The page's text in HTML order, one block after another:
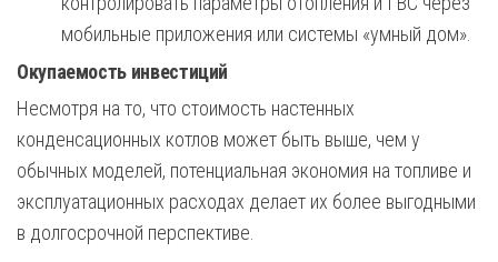
мобильные приложения или системы «умный дом».
Окупаемость инвестиций
Несмотря на то, что стоимость настенных
конденсационных котлов может быть выше, чем у
обычных моделей, потенциальная экономия на топливе и
эксплуатационных расходах делает их более выгодными
в долгосрочной перспективе.